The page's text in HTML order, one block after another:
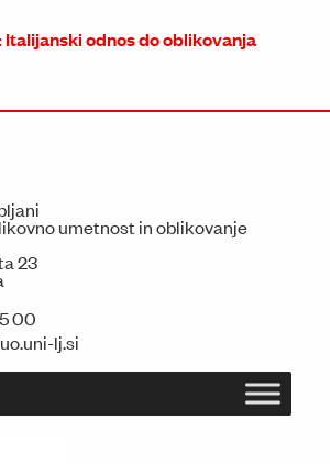
Italijanski odnos do oblikovanja
umetnost in oblikovanje
23
00
lj.si